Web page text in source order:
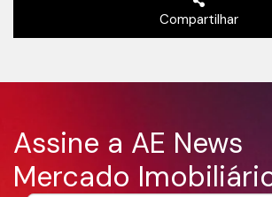
Compartilhar
Assine a AE News
Mercado